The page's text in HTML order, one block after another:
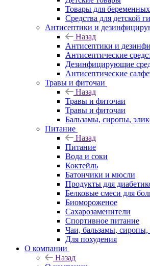
Товары для
Средства для детской
Антисептики и
Назад
Антисептики и
Антисептические
Дезинфицирующие
Антисептические
Травы и фиточаи
Назад
Травы и фиточаи
Травы и фиточаи
Бальзамы, сиропы,
Питание
Назад
Питание
Вода и соки
Коктейль
Батончики и мюсли
Продукты для
Белковые смеси для
Биомороженое
Сахарозаменители
Спортивное питание
Чаи, бальзамы, сиропы,
Для похудения
О компании
Назад